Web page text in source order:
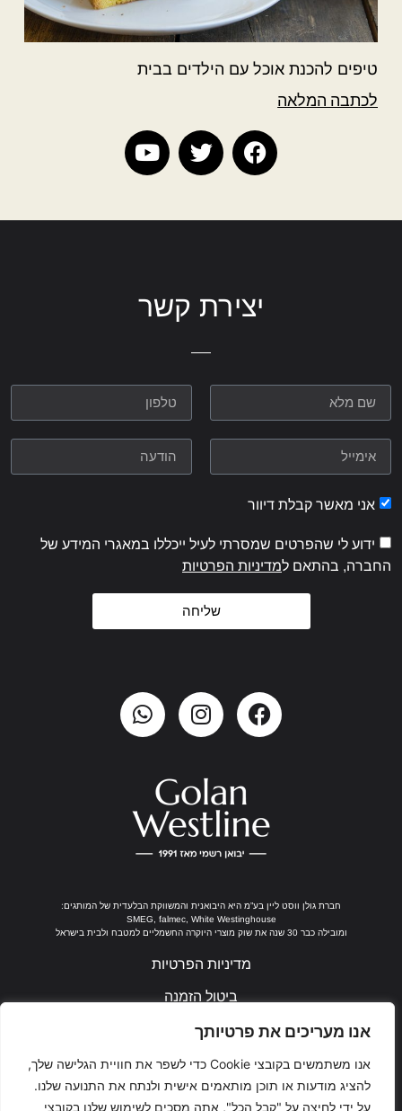
אנו מעריכים את פרטיותך
אנו משתמשים בקובצי Cookie כדי לשפר את חוויית הגלישה שלך,
להציג מודעות או תוכן מותאמים אישית ולנתח את התנועה שלנו.
על ידי לחיצה על "קבל הכל", אתה מסכים לשימוש שלנו בקובצי
טיפים להכנת אוכל עם הילדים בבית
לכתבה המלאה
יצירת קשר
אני מאשר קבלת דיוור
ידוע לי שהפרטים שמסרתי לעיל ייכללו במאגרי המידע של
החברה, בהתאם למדיניות הפרטיות
שליחה
חברת גולן ווסט ליין בע”מ היא היבואנית והמשווקת הבלעדית של המותגים:
SMEG, falmec, White Westinghouse
ומובילה כבר 30 שנה את שוק מוצרי היוקרה החשמליים למטבח ולבית בישראל
מדיניות הפרטיות
ביטול הזמנה
נבנה ע"י ערן חן